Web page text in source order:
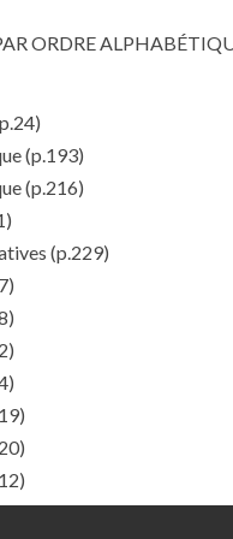
ORDRE
(p.193)
(p.216)
(p.229)